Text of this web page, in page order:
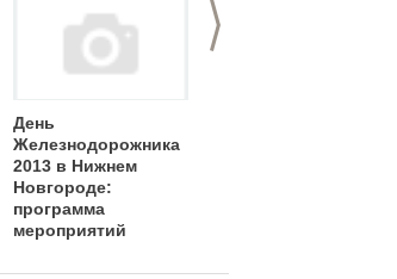
>
День
Железнодорожника
2013 в Нижнем
Новгороде:
программа
мероприятий